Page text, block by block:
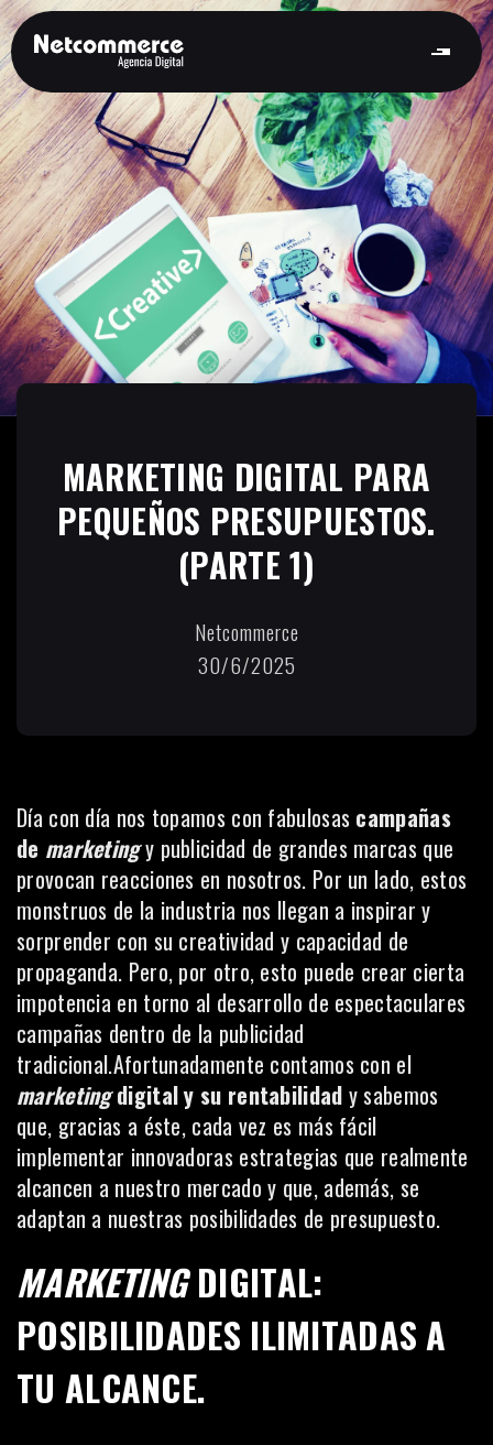
MARKETING DIGITAL PARA
PEQUEÑOS PRESUPUESTOS.
(PARTE 1)
Netcommerce
30/6/2025
Día con día nos topamos con fabulosas campañas
de marketingy publicidad de grandes marcas que
provocan reacciones en nosotros. Por un lado, estos
monstruos de la industria nos llegan a inspirar y
sorprender con su creatividad y capacidad de
propaganda. Pero, por otro, esto puede crear cierta
impotencia en torno al desarrollo de espectaculares
campañas dentro de la publicidad
tradicional.Afortunadamente contamos con el
marketingdigital y su rentabilidad y sabemos
que, gracias a éste, cada vez es más fácil
implementar innovadoras estrategias que realmente
alcancen a nuestro mercado y que, además, se
adaptan a nuestras posibilidades de presupuesto.
MARKETINGDIGITAL:
POSIBILIDADES ILIMITADAS A
TU ALCANCE.